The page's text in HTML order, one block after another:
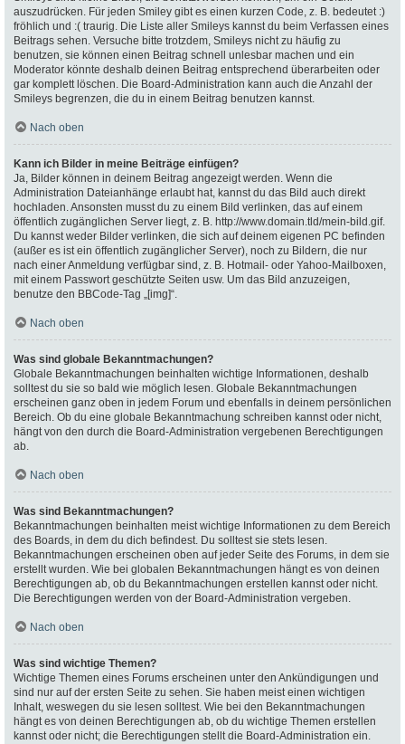
auszudrücken. Für jeden Smiley gibt es einen kurzen Code, z. B. bedeutet :)
fröhlich und :( traurig. Die Liste aller Smileys kannst du beim Verfassen eines
Beitrags sehen. Versuche bitte trotzdem, Smileys nicht zu häufig zu
benutzen, sie können einen Beitrag schnell unlesbar machen und ein
Moderator könnte deshalb deinen Beitrag entsprechend überarbeiten oder
gar komplett löschen. Die Board-Administration kann auch die Anzahl der
Smileys begrenzen, die du in einem Beitrag benutzen kannst.
Nach oben
Kann ich Bilder in meine Beiträge einfügen?
Ja, Bilder können in deinem Beitrag angezeigt werden. Wenn die
Administration Dateianhänge erlaubt hat, kannst du das Bild auch direkt
hochladen. Ansonsten musst du zu einem Bild verlinken, das auf einem
öffentlich zugänglichen Server liegt, z. B. http://www.domain.tld/mein-bild.gif.
Du kannst weder Bilder verlinken, die sich auf deinem eigenen PC befinden
(außer es ist ein öffentlich zugänglicher Server), noch zu Bildern, die nur
nach einer Anmeldung verfügbar sind, z. B. Hotmail- oder Yahoo-Mailboxen,
mit einem Passwort geschützte Seiten usw. Um das Bild anzuzeigen,
benutze den BBCode-Tag „[img]“.
Nach oben
Was sind globale Bekanntmachungen?
Globale Bekanntmachungen beinhalten wichtige Informationen, deshalb
solltest du sie so bald wie möglich lesen. Globale Bekanntmachungen
erscheinen ganz oben in jedem Forum und ebenfalls in deinem persönlichen
Bereich. Ob du eine globale Bekanntmachung schreiben kannst oder nicht,
hängt von den durch die Board-Administration vergebenen Berechtigungen
ab.
Nach oben
Was sind Bekanntmachungen?
Bekanntmachungen beinhalten meist wichtige Informationen zu dem Bereich
des Boards, in dem du dich befindest. Du solltest sie stets lesen.
Bekanntmachungen erscheinen oben auf jeder Seite des Forums, in dem sie
erstellt wurden. Wie bei globalen Bekanntmachungen hängt es von deinen
Berechtigungen ab, ob du Bekanntmachungen erstellen kannst oder nicht.
Die Berechtigungen werden von der Board-Administration vergeben.
Nach oben
Was sind wichtige Themen?
Wichtige Themen eines Forums erscheinen unter den Ankündigungen und
sind nur auf der ersten Seite zu sehen. Sie haben meist einen wichtigen
Inhalt, weswegen du sie lesen solltest. Wie bei den Bekanntmachungen
hängt es von deinen Berechtigungen ab, ob du wichtige Themen erstellen
kannst oder nicht; die Berechtigungen stellt die Board-Administration ein.